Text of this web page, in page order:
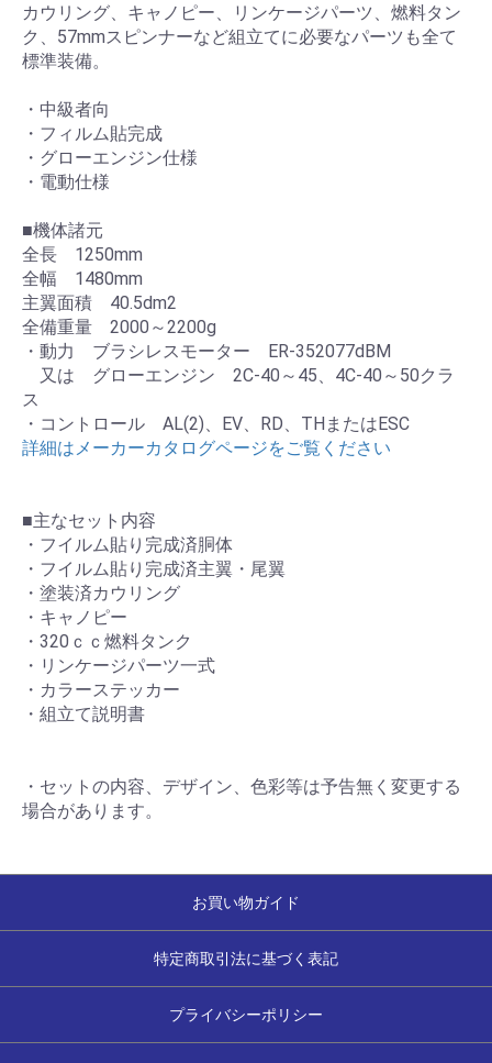
カウリング、キャノピー、リンケージパーツ、燃料タン
ク、57mmスピンナーなど組立てに必要なパーツも全て
標準装備。
・中級者向
・フィルム貼完成
・グローエンジン仕様
・電動仕様
■機体諸元
全長 1250mm
全幅 1480mm
主翼面積 40.5dm2
全備重量 2000～2200g
・動力 ブラシレスモーター ER-352077dBM
又は グローエンジン 2C-40～45、4C-40～50クラ
ス
・コントロール AL(2)、EV、RD、THまたはESC
詳細はメーカーカタログページをご覧ください
■主なセット内容
・フイルム貼り完成済胴体
・フイルム貼り完成済主翼・尾翼
・塗装済カウリング
・キャノピー
・320ｃｃ燃料タンク
・リンケージパーツ一式
・カラーステッカー
・組立て説明書
・セットの内容、デザイン、色彩等は予告無く変更する
場合があります。
お買い物ガイド
特定商取引法に基づく表記
プライバシーポリシー